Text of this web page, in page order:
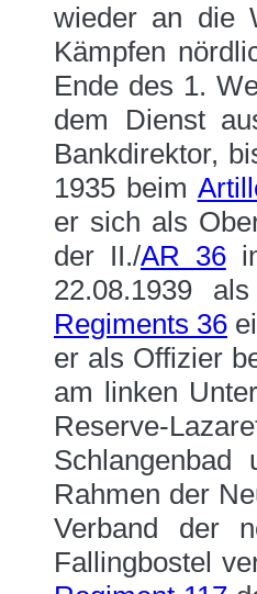
wieder an die
Kämpfen
Ende des 1.
dem Dienst
Bankdirektor,
1935 beim
er sich als
der II./AR 36in
22.08.1939
Regiments 36
er als Offizier
am linken
Reserve-
Rahmen der
Verband der
Fallingbostel